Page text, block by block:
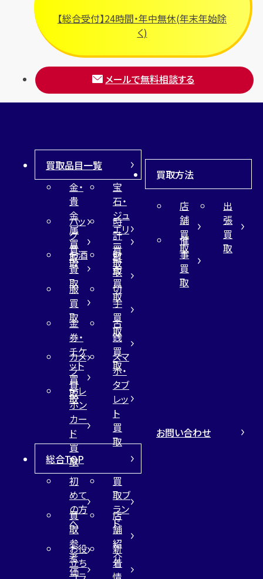
【総合受付】24時間・年中無休(年末年始除
く)
メールで無料相談する
買取品目一覧
金・
貴
金
属
買
取
宝
石・
ジュ
エリ
ー
買
取
バッ
グ
買
取
時
計
買
取
お酒
買
取
財
布
買
取
服
買
取
切
手
買
取
金
券・
チケ
ット
買
取
古
銭
買
取
カメ
ラ
買
取
スマ
ホ・
タブ
レッ
ト
買
取
テレ
ホン
カー
ド
買
取
買取方法
店
舗
買
取
出
張
買
取
催
事
買
取
総合TOP
初
めて
の方
へ
買
取ブ
ラン
ド
買
取
参
考
価
店
舗
紹
介
お役
立ち
新
着
お問い合わせ